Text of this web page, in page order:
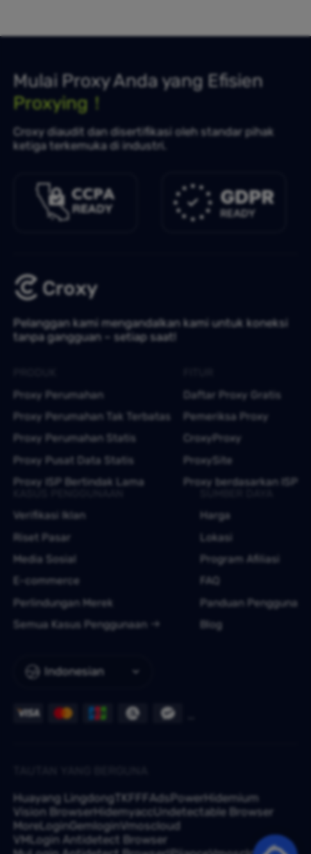
Mulai Proxy Anda yang Efisien
Proxying！
Croxy diaudit dan disertifikasi oleh standar pihak
ketiga terkemuka di industri.
Pelanggan kami mengandalkan kami untuk koneksi
tanpa gangguan – setiap saat!
Indonesian
Proxy Perumahan
Proxy Perumahan Tak Terbatas
Proxy Perumahan Statis
Proxy Pusat Data Statis
Proxy ISP Bertindak Lama
Daftar Proxy Gratis
Pemeriksa Proxy
CroxyProxy
ProxySite
Proxy berdasarkan ISP
Verifikasi Iklan
Riset Pasar
Media Sosial
E-commerce
Perlindungan Merek
Semua Kasus Penggunaan
Harga
Lokasi
Program Afiliasi
FAQ
Panduan Pengguna
Blog
Huayang Lingdong TKFFF AdsPowerHidemium
Vision BrowserHidemyaccUndetectable Browser
MoreLoginGemlogin Vmoscloud
VMLogin Antidetect Browser